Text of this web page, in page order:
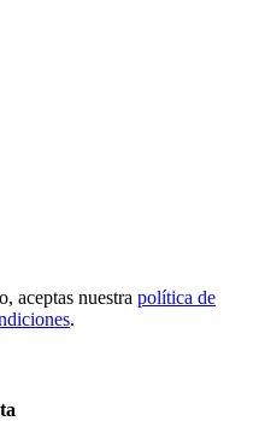
aceptas nuestra política de
.